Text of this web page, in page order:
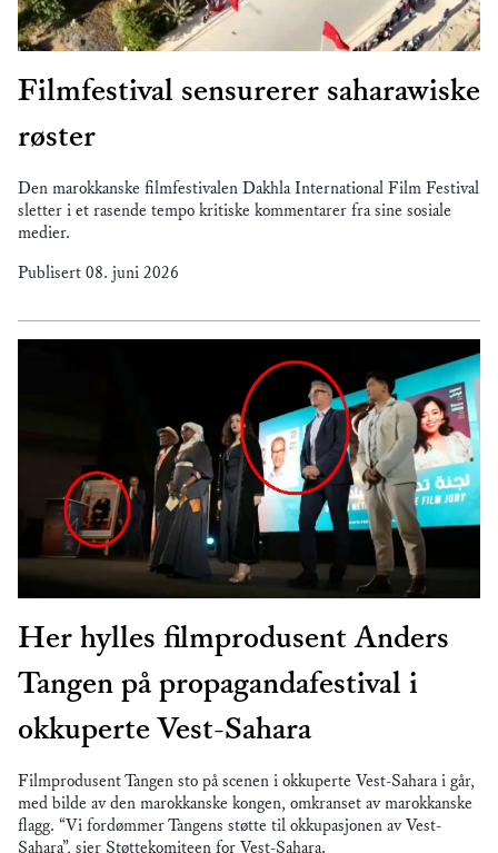
Filmfestival sensurerer saharawiske
røster
Den marokkanske filmfestivalen Dakhla International Film Festival
sletter i et rasende tempo kritiske kommentarer fra sine sosiale
medier.
Publisert 08. juni 2026
Her hylles filmprodusent Anders
Tangen på propagandafestival i
okkuperte Vest-Sahara
Filmprodusent Tangen sto på scenen i okkuperte Vest-Sahara i går,
med bilde av den marokkanske kongen, omkranset av marokkanske
flagg. “Vi fordømmer Tangens støtte til okkupasjonen av Vest-
Sahara”, sier Støttekomiteen for Vest-Sahara.